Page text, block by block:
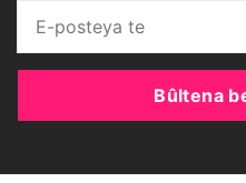
Bûltena